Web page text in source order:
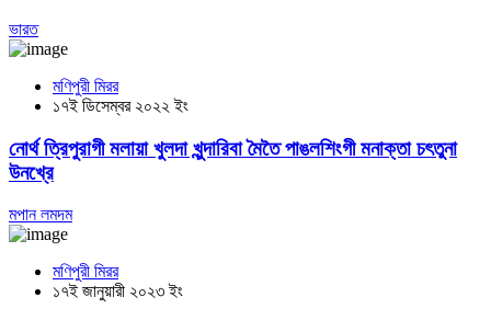
ভারত
মণিপুরী মিরর
১৭ই ডিসেম্বর ২০২২ ইং
নোর্থ ত্রিপুরাগী মলায়া খুলদা খুন্দারিবা মৈতৈ পাঙলশিংগী মনাক্তা চৎতুনা
উনখ্রে
মপান লমদম
মণিপুরী মিরর
১৭ই জানুয়ারী ২০২৩ ইং